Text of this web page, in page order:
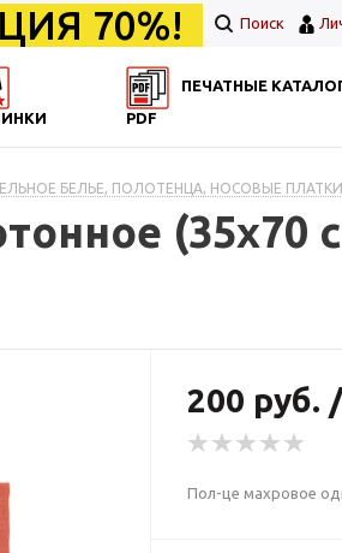
70%! Поиск
ПЕЧАТНЫЕ
PDF
БЕЛЬЕ, ПОЛОТЕНЦА, НОСОВЫЕ ПЛАТКИ
(35х70
200 руб.
Пол-це махровое